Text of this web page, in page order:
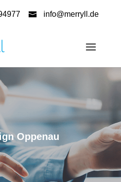
info@merryll.de
Oppenau